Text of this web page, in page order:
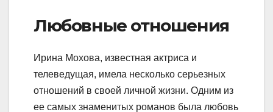
Любовные отношения
Ирина Мохова, известная актриса и
телеведущая, имела несколько серьезных
отношений в своей личной жизни. Одним из
ее самых знаменитых романов была любовь